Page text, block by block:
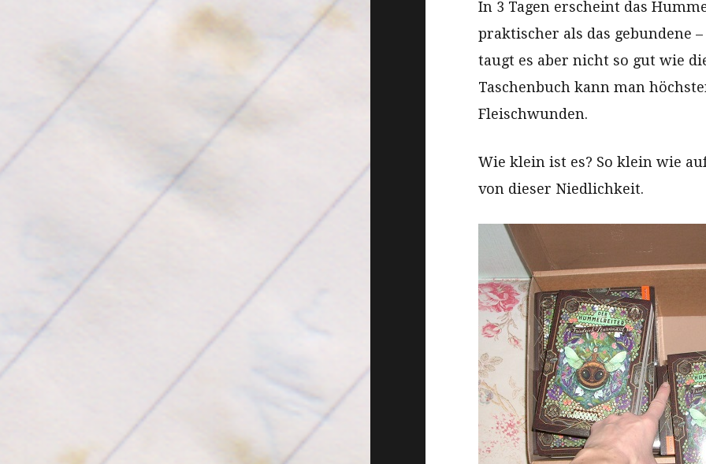
Andere tolle Leute
In 3 Tagen erscheint das
praktischer als das gebundene
taugt es aber nicht so gut wie
Taschenbuch kann man
Fleischwunden.
Wie klein ist es? So klein wie
von dieser Niedlichkeit.